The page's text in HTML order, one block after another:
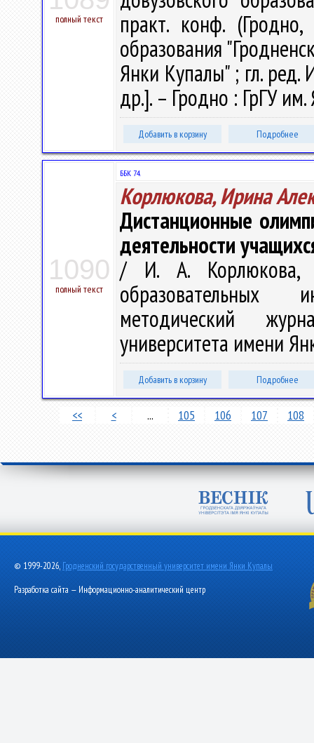
полный текст
практ. конф.
образования
Янки Купалы" ; гл. ред.
др.]. – Гродно : ГрГУ
Добавить в корзину Подробнее
1090
полный текст
ББК 74.
Корлюкова, Ирина
Дистанционные
деятельности
/ И. А. Корлюкова,
образовательных
методический
университета имени
Добавить в корзину Подробнее
<< < ... 105 106 107 108
© 1999-2026, Гродненский государственный университет имени Янки Купалы
Разработка сайта — Информационно-аналитический центр